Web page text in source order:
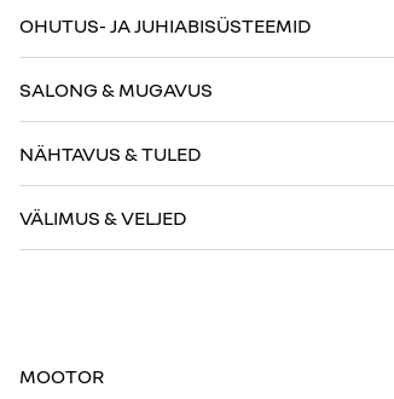
OHUTUS- JA JUHIABISÜSTEEMID
SALONG & MUGAVUS
NÄHTAVUS & TULED
VÄLIMUS & VELJED
MOOTOR